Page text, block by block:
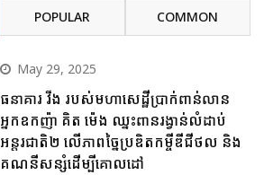
POPULAR COMMON
May 29, 2025
ធនាគារ វីង របស់មហាសេដ្ឋីប្រាក់ពាន់លាន
អ្នកឧកញ៉ា គិត ម៉េង ឈ្នះពានរង្វាន់លំដាប់
អន្តរជាតិ២ លើភាពច្នៃប្រឌិតកម្ចីឌីជីថល និង
គណនីសន្សំដើម្បីគោលដៅ